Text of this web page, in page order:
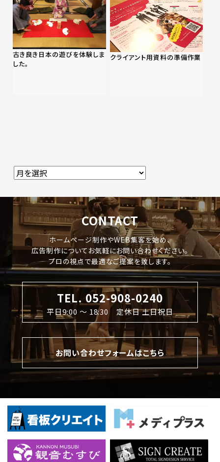
古き良き日本の遊びを体験しま
した。
クライアント用資料の準備作業
CONTACT
ホームページ制作やWEB集客を始め、
広告制作についてお気軽にお問い合わせください。
プロの視点で最適なご提案を致します。
TEL. 052-908-0240
平日9:00 〜 18:30 定休日 土日祝日
お問い合わせフォームはこちら